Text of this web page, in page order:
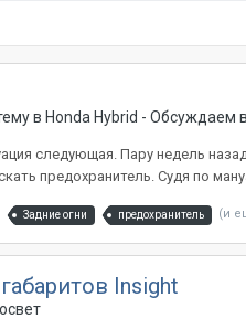
в Honda Hybrid - Обсуждаем
следующая. Пару недель
предохранитель. Судя по
Задние огни предохранитель (и
Insight